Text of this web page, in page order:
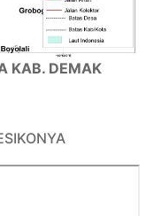
KAB. DEMAK